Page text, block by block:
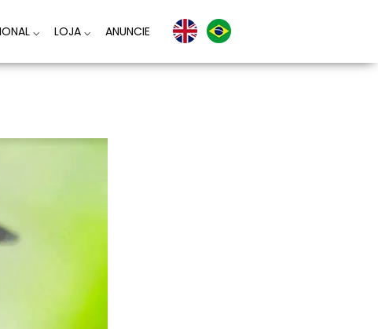
⌵ LOJA ⌵ ANUNCIE